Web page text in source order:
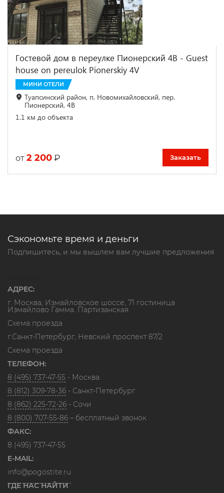
Гостевой дом в переулке Пионерский 4В - Guest
house on pereulok Pionerskiy 4V
МИНИ ОТЕЛИ
Туапсинский район, п. Новомихайловский, пер.
Пионерский, 4В
1.1 км до объекта
от 2 200 ₽ Заказать
Сэкономьте время и деньги
Подпишитесь, и мы вышлем вам лучшие предложения
АДРЕС:
г. Москва, Измайловское шоссе, 71 гостиница
Измайлово Гамма. Партизанская
Схема проезда
г.Санкт-Петербург, Невский проспект 87/2
Схема проезда
ТЕЛЕФОН:
8 (495) 737-47-55 - Москва
8 (812) 309-78-36 - Санкт-Петербург
8 (862) 225-72-26 - Сочи
8 (800) 707-55-86 – бесплатный звонок
ФАКС:
8 (495) 737-47-55
E-MAIL:
info@pogostite.ru
ГДЕ НАС НАЙТИ